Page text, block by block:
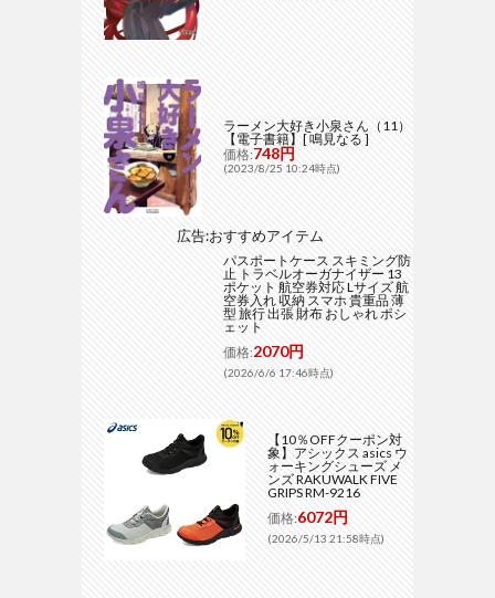
ラーメン大好き小泉さん（11）
【電子書籍】[ 鳴見なる ]
価格:748円
(2023/8/25 10:24時点)
広告:おすすめアイテム
パスポートケース スキミング防
止 トラベルオーガナイザー 13
ポケット 航空券対応 Lサイズ 航
空券入れ 収納 スマホ 貴重品 薄
型 旅行 出張 財布 おしゃれ ポシ
ェット
価格:2070円
(2026/6/6 17:46時点)
【10％OFFクーポン対
象】アシックス asics ウ
ォーキングシューズ メ
ンズ RAKUWALK FIVE
GRIPS RM-9216
価格:6072円
(2026/5/13 21:58時点)